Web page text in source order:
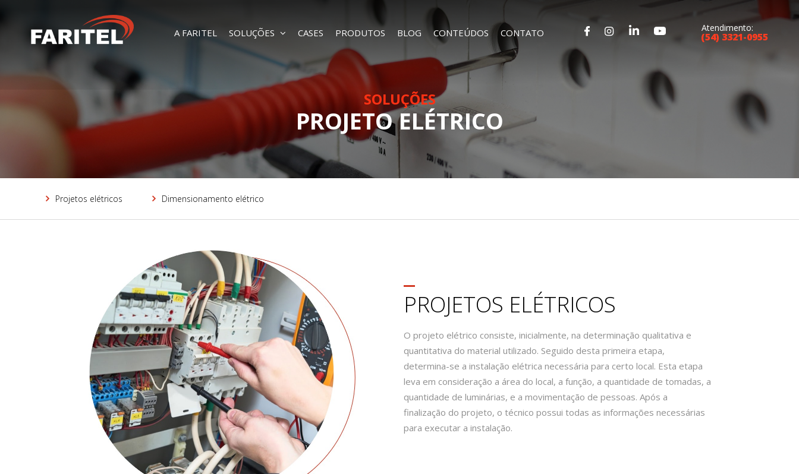
A FARITEL SOLUÇÕES CASES PRODUTOS BLOG CONTEÚDOS CONTATO Atendimento:
(54) 3321-0955
PROJETO ELÉTRICO
SOLUÇÕES
Projetos elétricos Dimensionamento elétrico
PROJETOS ELÉTRICOS
O projeto elétrico consiste, inicialmente, na determinação qualitativa e
quantitativa do material utilizado. Seguido desta primeira etapa,
determina-se a instalação elétrica necessária para certo local. Esta etapa
leva em consideração a área do local, a função, a quantidade de tomadas, a
quantidade de luminárias, e a movimentação de pessoas. Após a
finalização do projeto, o técnico possui todas as informações necessárias
para executar a instalação.